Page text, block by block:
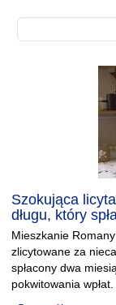
Szokująca
długu, który
Mieszkanie
zlicytowane za
spłacony dwa
pokwitowania